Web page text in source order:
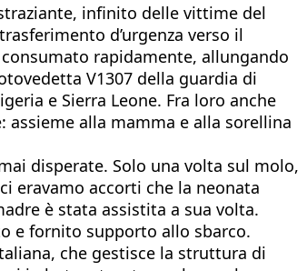
infinito delle vittime del
d’urgenza verso il
rapidamente, allungando
V1307 della guardia di
e Sierra Leone. Fra loro anche
assieme alla mamma e alla sorellina
disperate. Solo una volta sul molo,
eravamo accorti che la neonata
è stata assistita a sua volta.
e fornito supporto allo sbarco.
che gestisce la struttura di